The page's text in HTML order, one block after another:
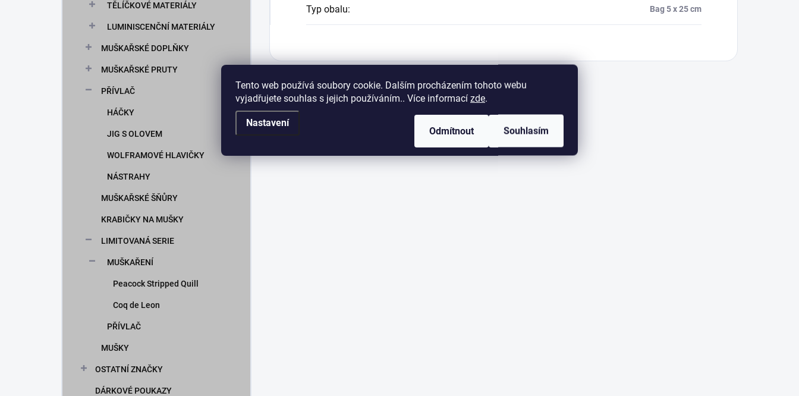
Tento web používá soubory cookie. Dalším procházením tohoto webu
vyjadřujete souhlas s jejich používáním.. Více informací zde.
Nastavení
Odmítnout Souhlasím
TĚLÍČKOVÉ MATERIÁLY
LUMINISCENČNÍ MATERIÁLY
MUŠKAŘSKÉ DOPLŇKY
MUŠKAŘSKÉ PRUTY
PŘÍVLAČ
HÁČKY
JIG S OLOVEM
WOLFRAMOVÉ HLAVIČKY
NÁSTRAHY
MUŠKAŘSKÉ ŠŇŮRY
KRABIČKY NA MUŠKY
LIMITOVANÁ SERIE
MUŠKAŘENÍ
Peacock Stripped Quill
Coq de Leon
PŘÍVLAČ
MUŠKY
OSTATNÍ ZNAČKY
DÁRKOVÉ POUKAZY
Typ obalu: Bag 5 x 25 cm